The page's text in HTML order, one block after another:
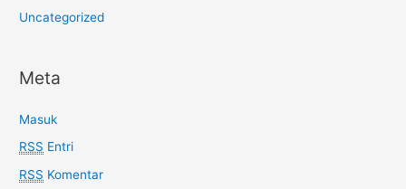
Uncategorized
Meta
Masuk
RSS Entri
RSS Komentar